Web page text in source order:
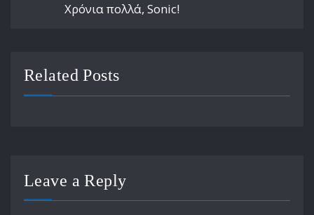
Χρόνια πολλά, Sonic!
Related Posts
Leave a Reply